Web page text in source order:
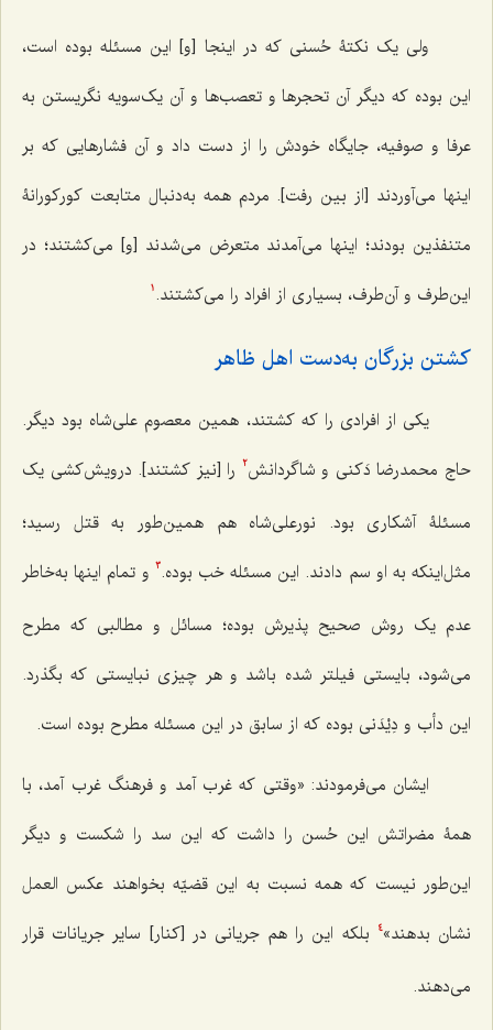
ولی یک نکتۀ حُسنی که در اینجا [و] این مسئله بوده است،
این بوده که دیگر آن تحجرها و تعصب‌ها و آن یک‌سویه نگریستن به
عرفا و صوفیه، جایگاه خودش را از دست داد و آن فشارهایی که بر
اینها می‌آوردند [از بین رفت]. مردم همه به‌دنبال متابعت کورکورانۀ
متنفذین بودند؛ اینها می‌آمدند متعرض می‌شدند [و] می‌کشتند؛ در
این‌طرف و آن‌طرف، بسیاری از افراد را می‌کشتند. 1
کشتن بزرگان به‌دست اهل ظاهر
یکی از افرادی را که کشتند، همین معصوم علی‌شاه بود دیگر.
حاج محمدرضا دَکنی و شاگردانش2
را [نیز کشتند]. درویش‌کشی یک
مسئلۀ آشکاری بود. نورعلی‌شاه هم همین‌طور به قتل رسید؛
مثل‌اینکه به او سم دادند. این مسئله خب بوده.3
و تمام اینها به‌خاطر
عدم یک روش صحیح پذیرش بوده؛ مسائل و مطالبی که مطرح
می‌شود، بایستی فیلتر شده باشد و هر چیزی نبایستی که بگذرد.
این دأب و دِیْدَنی بوده که از سابق در این مسئله مطرح بوده است.
ایشان می‌فرمودند: «وقتی که غرب آمد و فرهنگ غرب آمد، با
همۀ مضراتش این حُسن را داشت که این سد را شکست و دیگر
این‌طور نیست که همه نسبت به این قضیّه بخواهند عکس العمل
نشان بدهند»4
بلکه این را هم جریانی در [کنار] سایر جریانات قرار
می‌دهند.